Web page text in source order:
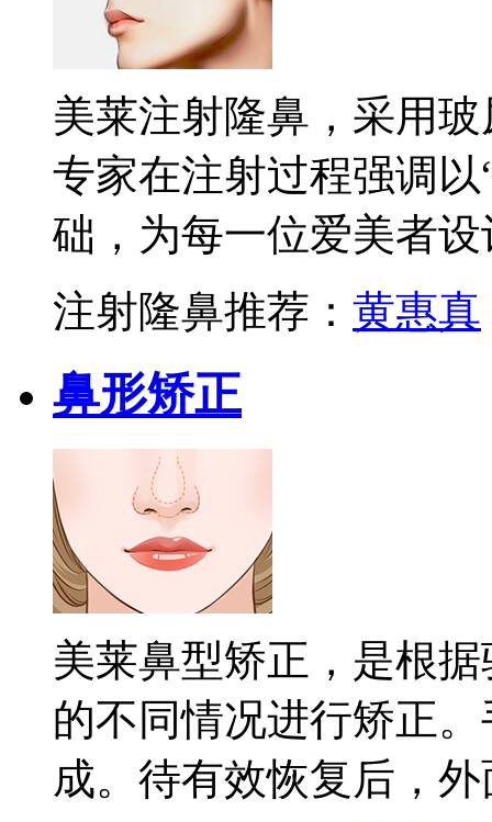
美莱注射隆鼻，采用
专家在注射过程强调
础，为每一位爱美者
注射隆鼻推荐： 黄惠真
鼻形矫正
美莱鼻型矫正，是根
的不同情况进行矫正
成。待有效恢复后，